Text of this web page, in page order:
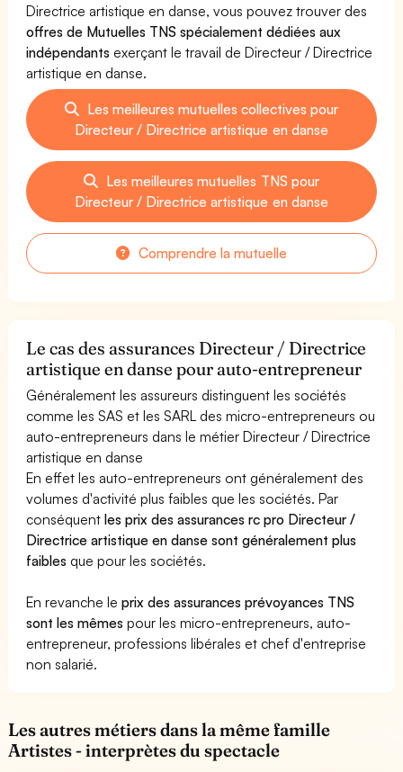
Directrice artistique en danse, vous pouvez trouver des
offres de Mutuelles TNS spécialement dédiées aux
indépendants exerçant le travail de Directeur / Directrice
artistique en danse.
Les meilleures mutuelles collectives pour
Directeur / Directrice artistique en danse
Les meilleures mutuelles TNS pour
Directeur / Directrice artistique en danse
Comprendre la mutuelle
Le cas des assurances Directeur / Directrice
artistique en danse pour auto-entrepreneur
Généralement les assureurs distinguent les sociétés
comme les SAS et les SARL des micro-entrepreneurs ou
auto-entrepreneurs dans le métier Directeur / Directrice
artistique en danse
En effet les auto-entrepreneurs ont généralement des
volumes d'activité plus faibles que les sociétés. Par
conséquentles prix des assurances rc pro Directeur /
Directrice artistique en danse sont généralement plus
faibles que pour les sociétés.
En revanche leprix des assurances prévoyances TNS
sont les mêmes pour les micro-entrepreneurs, auto-
entrepreneur, professions libérales et chef d'entreprise
non salarié.
Les autres métiers dans la même famille
Artistes - interprètes du spectacle